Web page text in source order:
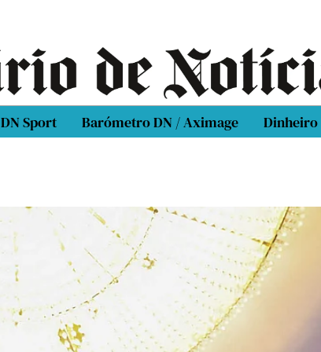
DN Sport Barómetro DN / Aximage Dinheiro